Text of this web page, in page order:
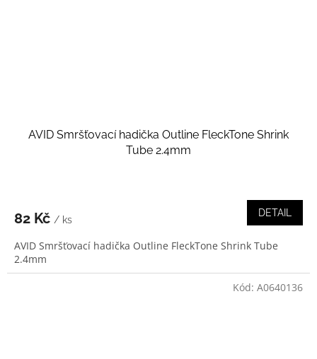
AVID Smršťovací hadička Outline FleckTone Shrink
Tube 2.4mm
82 Kč / ks
DETAIL
AVID Smršťovací hadička Outline FleckTone Shrink Tube
2.4mm
Kód: A0640136